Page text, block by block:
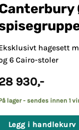
hagesett
6 Cairo-stoler
930,-
lager - sendes innen 1
Legg i handlekurv